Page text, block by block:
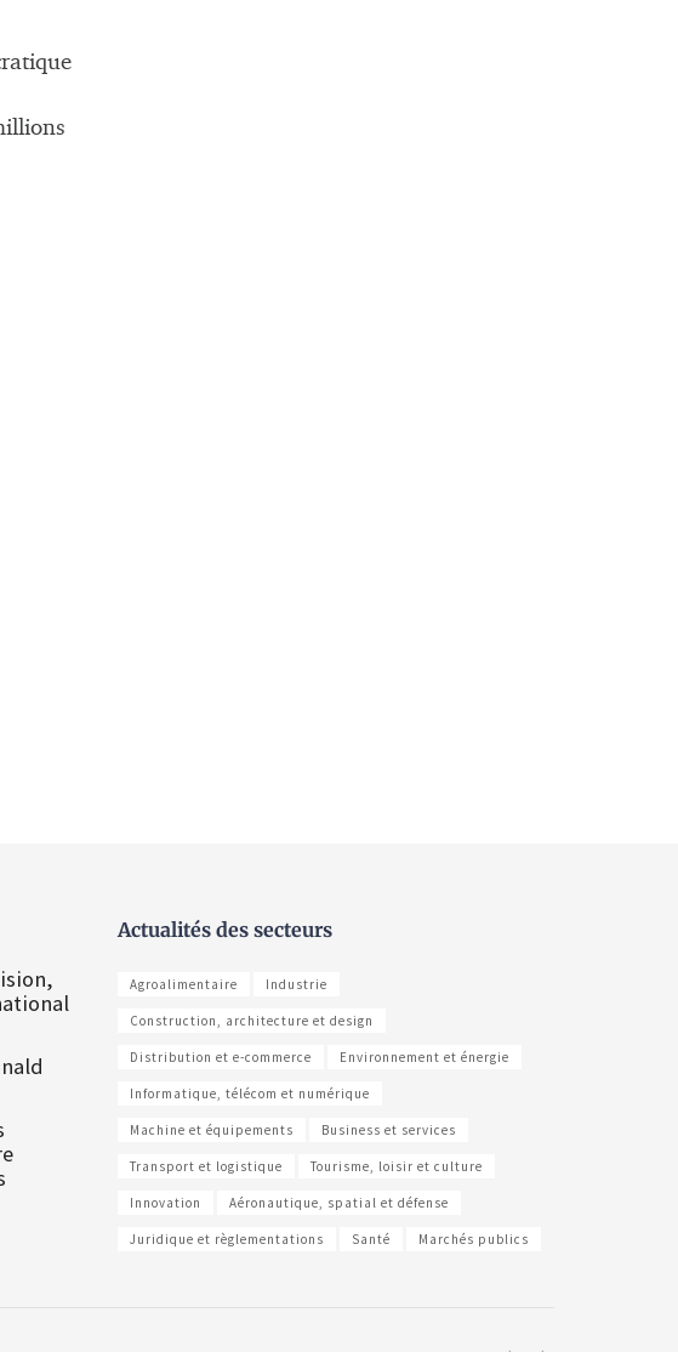
Actualités des secteurs
Agroalimentaire Industrie
Construction, architecture et design
Distribution et e-commerce Environnement et énergie
Informatique, télécom et numérique
Machine et équipements Business et services
Transport et logistique Tourisme, loisir et culture
Innovation Aéronautique, spatial et défense
Juridique et règlementations Santé Marchés publics